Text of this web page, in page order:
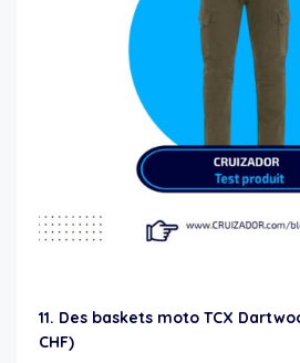
11. Des baskets moto TCX
CHF)